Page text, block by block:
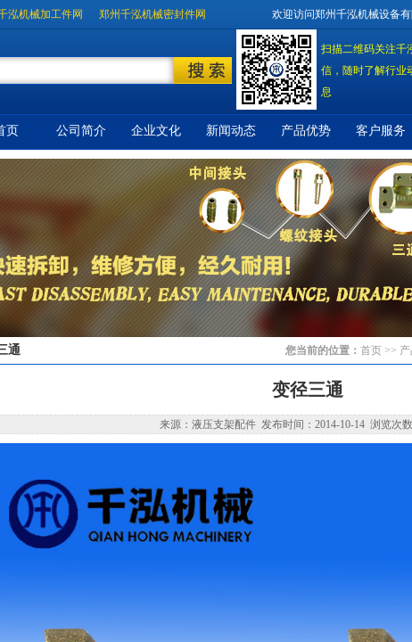
欢迎访问郑州千泓机械设备
泓机械加工件网 郑州千泓机械密封件网
扫描二维码关注千
信，随时了解行业
息
页 公司简介 企业文化 新闻动态 产品优势 客户服务
您当前的位置： 首页 >>
通
变径三通
来源：液压支架配件 发布时间：2014-10-14 浏览次